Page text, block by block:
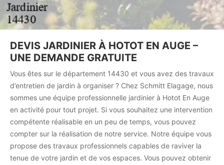
DEVIS JARDINIER À HOTOT EN AUGE –
UNE DEMANDE GRATUITE
Vous êtes sur le département 14430 et vous avez des travaux
d’entretien de jardin à organiser ? Chez Schmitt Elagage, nous
sommes une équipe professionnelle jardinier à Hotot En Auge
en activité pour tout projet. Si vous souhaitez une intervention
compétente réalisable en un peu de temps, vous pouvez
compter sur la réalisation de notre service. Notre équipe vous
propose des travaux professionnels capables de raviver la
tenue de votre jardin et de vos espaces. Vous pouvez obtenir